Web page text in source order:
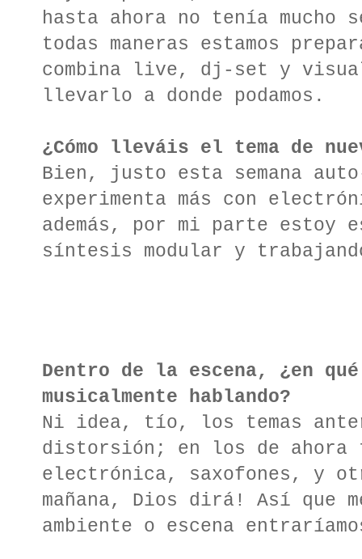
hasta ahora no tenía mucho
todas maneras estamos
combina live, dj-set y
llevarlo a donde podamos.
¿Cómo lleváis el tema de
Bien, justo esta semana
experimenta más con
además, por mi parte estoy
síntesis modular y
Dentro de la escena, ¿en
musicalmente hablando?
Ni idea, tío, los temas
distorsión; en los de ahora
electrónica, saxofones, y
mañana, Dios dirá! Así que
ambiente o escena